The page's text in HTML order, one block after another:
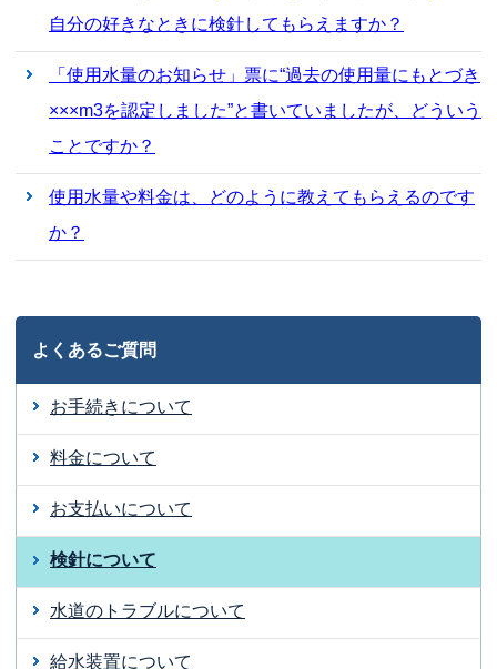
自分の好きなときに検針してもらえますか？
「使用水量のお知らせ」票に“過去の使用量にもとづき
×××m3を認定しました”と書いていましたが、どういう
ことですか？
使用水量や料金は、どのように教えてもらえるのです
か？
よくあるご質問
お手続きについて
料金について
お支払いについて
検針について
水道のトラブルについて
給水装置について